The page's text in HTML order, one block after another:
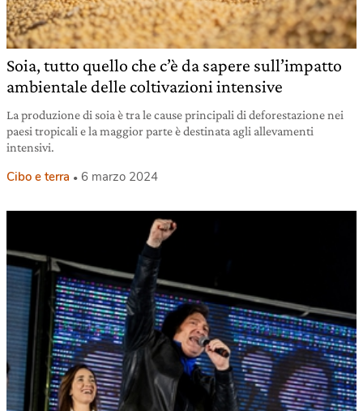
Soia, tutto quello che c’è da sapere sull’impatto
ambientale delle coltivazioni intensive
La produzione di soia è tra le cause principali di deforestazione nei
paesi tropicali e la maggior parte è destinata agli allevamenti
intensivi.
Cibo e terra 6 marzo 2024